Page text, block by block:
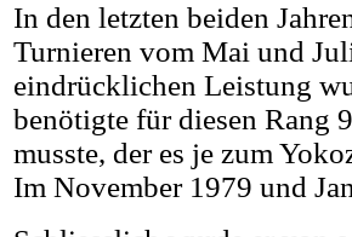
In den letzten beiden
Turnieren vom Mai und
eindrücklichen Leistung
benötigte für diesen Rang
musste, der es je zum
Im November 1979 und